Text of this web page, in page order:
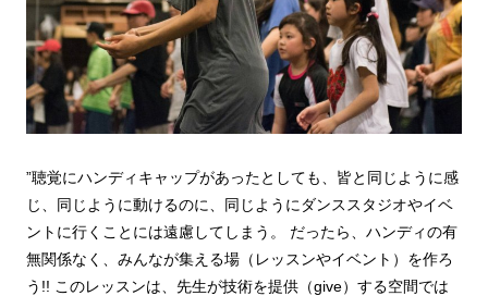
”聴覚にハンディキャップがあったとしても、皆と同じように感
じ、同じように動けるのに、同じようにダンススタジオやイベ
ントに行くことには遠慮してしまう。 だったら、ハンディの有
無関係なく、みんなが集える場（レッスンやイベント）を作ろ
う!! このレッスンは、先生が技術を提供（give）する空間では